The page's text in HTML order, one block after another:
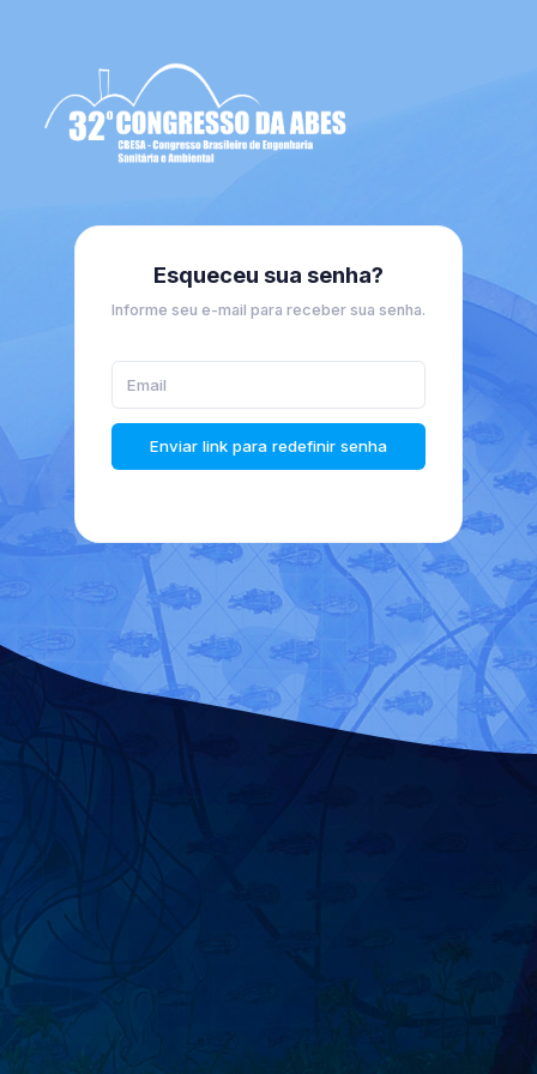
Esqueceu sua senha?
Informe seu e-mail para receber sua senha.
Enviar link para redefinir senha